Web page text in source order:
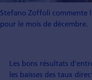
Stefano Zoffoli commente
pour le mois de décembre.
Les bons résultats
les baisses des taux